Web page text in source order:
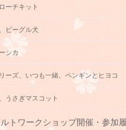
ーチキット
ビーグル犬
シカ
ーズ、いつも一緒、ペンギンとヒヨコ
うさぎマスコット
トワークショップ開催・参加